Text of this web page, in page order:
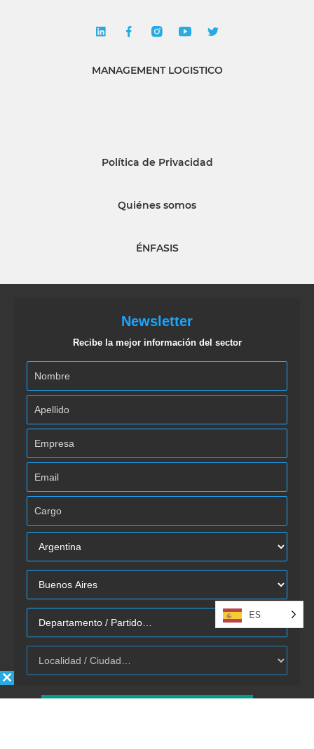
MANAGEMENT LOGISTICO
Política de Privacidad
Quiénes somos
ÉNFASIS
Newsletter
Recibe la mejor información del sector
Autorizo la inclusión/uso de mis
ES